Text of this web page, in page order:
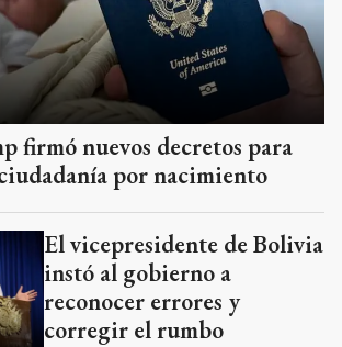
firmó nuevos decretos para
por nacimiento
El vicepresidente de Bolivia
instó al gobierno a
reconocer errores y
corregir el rumbo